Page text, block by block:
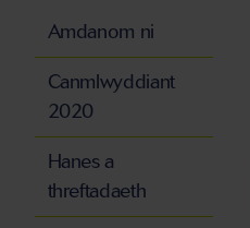
Amdanom ni
Canmlwyddiant
2020
Hanes a
threftadaeth